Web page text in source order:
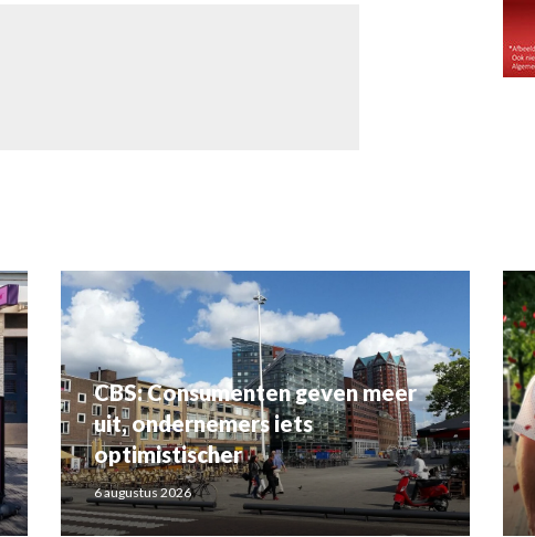
CBS: Consumenten geven meer
uit, ondernemers iets
optimistischer
6 augustus 2026